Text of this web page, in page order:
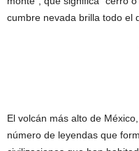
cumbre nevada brilla todo el
El volcán más alto de
número de leyendas que